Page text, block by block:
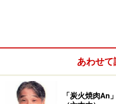
パティスリー 「風と
あわせ
「炭火焼肉An